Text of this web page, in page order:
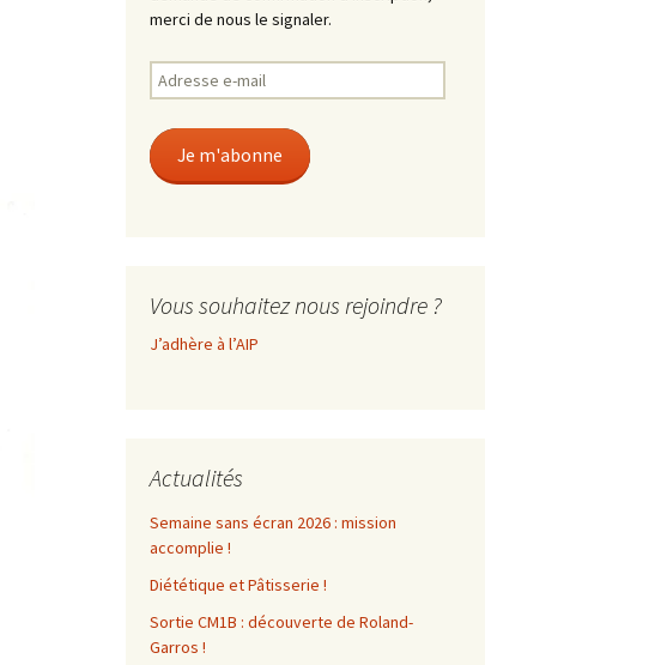
merci de nous le signaler.
Adresse
e-
Je m'abonne
Vous souhaitez nous rejoindre ?
J’adhère à l’AIP
Actualités
Semaine sans écran 2026 : mission
accomplie !
Diététique et Pâtisserie !
Sortie CM1B : découverte de Roland-
Garros !